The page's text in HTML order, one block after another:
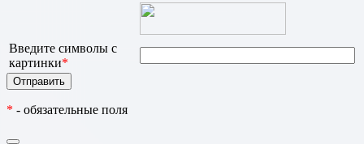
Введите символы с
картинки*
* - обязательные поля